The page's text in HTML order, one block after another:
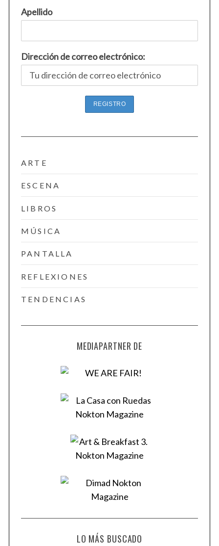
Apellido
Dirección de correo electrónico:
ARTE
ESCENA
LIBROS
MÚSICA
PANTALLA
REFLEXIONES
TENDENCIAS
MEDIAPARTNER DE
LO MÁS BUSCADO